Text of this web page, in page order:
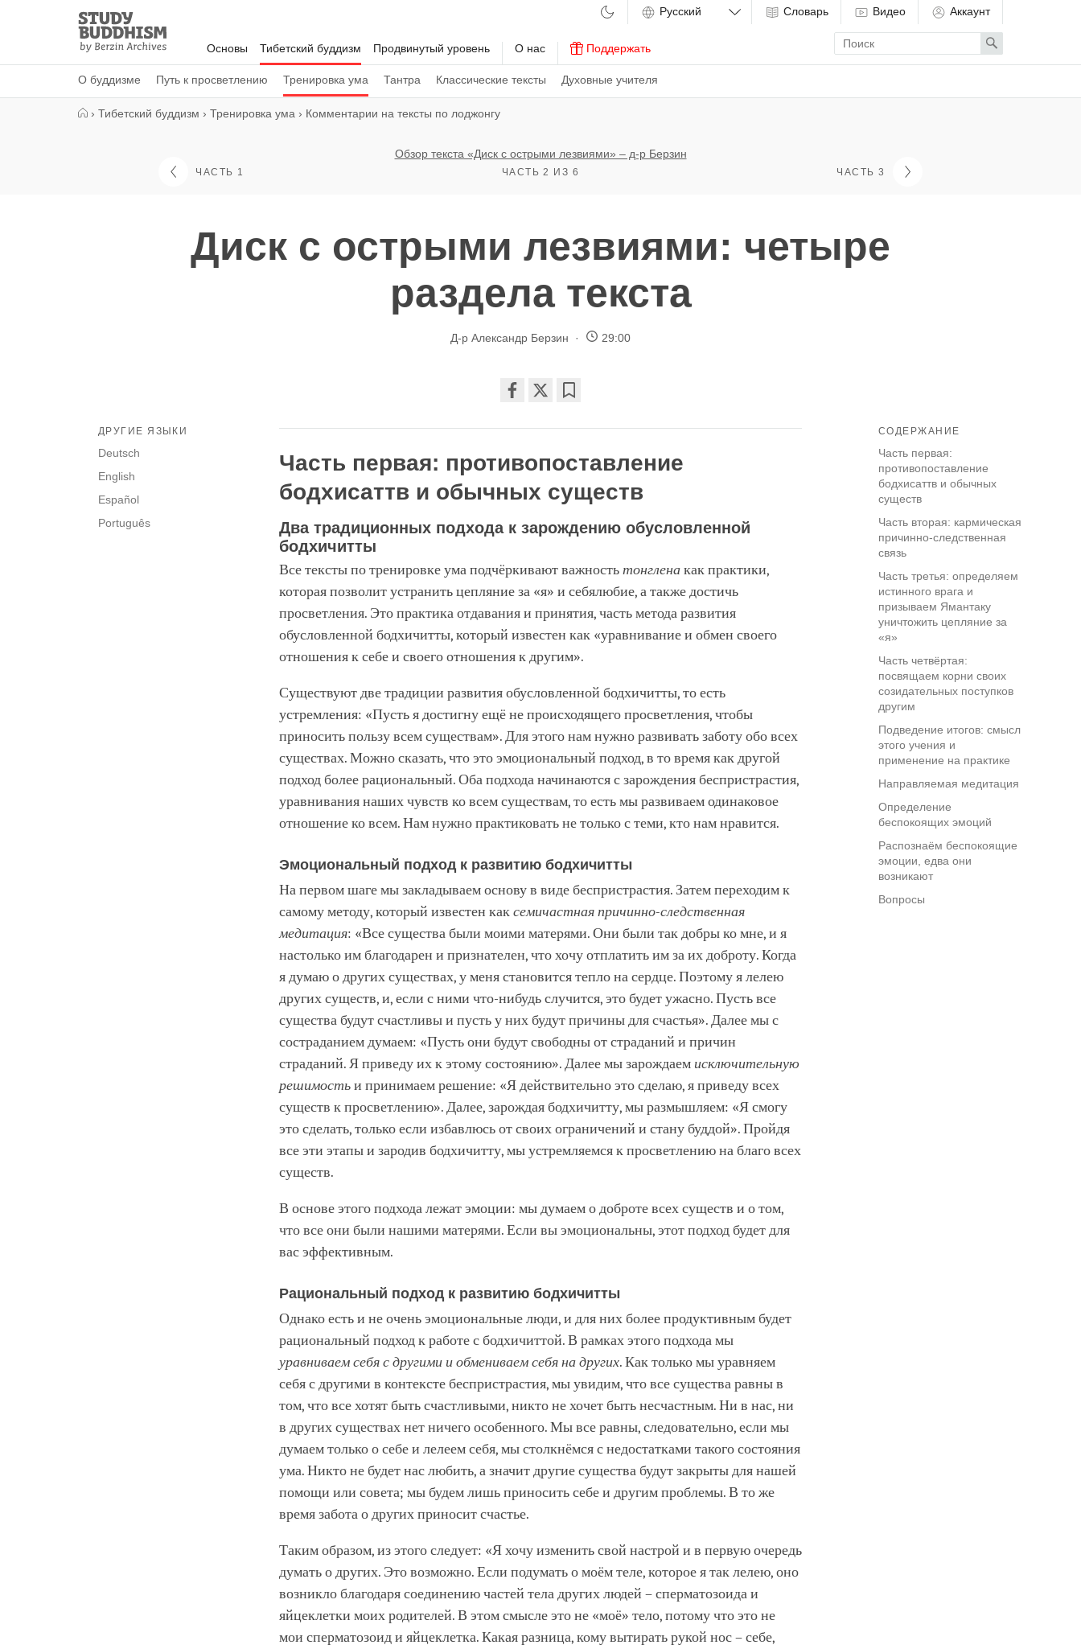
Study
Buddhism
Home
Основы Тибетский буддизм
О буддизме Путь к просветлению Тренировка ума Тантра Классические тексты Духовные учителя
Продвинутый уровень О нас Поддержать
Словарь Видео Аккаунт
Enter
search
term
Search
› Тибетский буддизм › Тренировка ума › Комментарии на тексты по лоджонгу
ЧАСТЬ 1
Обзор текста «Диск с острыми лезвиями» – д-р Берзин
ЧАСТЬ 2 ИЗ 6 ЧАСТЬ 3
Диск с острыми лезвиями: четыре
раздела текста
Д-р Александр Берзин 29:00
on
facebook
СОДЕРЖАНИЕ
Часть первая:
противопоставление
бодхисаттв и обычных
существ
Часть вторая: кармическая
причинно-следственная
связь
Часть третья: определяем
истинного врага и
призываем Ямантаку
уничтожить цепляние за
«я»
Часть четвёртая:
посвящаем корни своих
созидательных поступков
другим
Подведение итогов: смысл
этого учения и
применение на практике
Направляемая медитация
Определение
беспокоящих эмоций
Распознаём беспокоящие
эмоции, едва они
возникают
Вопросы
ДРУГИЕ ЯЗЫКИ
Deutsch
English
Español
Português
Часть первая: противопоставление
бодхисаттв и обычных существ
Два традиционных подхода к зарождению обусловленной
бодхичитты
Все тексты по тренировке ума подчёркивают важностьтонгленакак практики,
которая позволит устранить цепляние за «я» и себялюбие, а также достичь
просветления. Это практика отдавания и принятия, часть метода развития
обусловленной бодхичитты, который известен как «уравнивание и обмен своего
отношения к себе и своего отношения к другим».
Существуют две традиции развития обусловленной бодхичитты, то есть
устремления: «Пусть я достигну ещё не происходящего просветления, чтобы
приносить пользу всем существам». Для этого нам нужно развивать заботу обо всех
существах. Можно сказать, что это эмоциональный подход, в то время как другой
подход более рациональный. Оба подхода начинаются с зарождения беспристрастия,
уравнивания наших чувств ко всем существам, то есть мы развиваем одинаковое
отношение ко всем. Нам нужно практиковать не только с теми, кто нам нравится.
Эмоциональный подход к развитию бодхичитты
На первом шаге мы закладываем основу в виде беспристрастия. Затем переходим к
самому методу, который известен каксемичастная причинно-следственная
медитация: «Все существа были моими матерями. Они были так добры ко мне, и я
настолько им благодарен и признателен, что хочу отплатить им за их доброту. Когда
я думаю о других существах, у меня становится тепло на сердце. Поэтому я лелею
других существ, и, если с ними что-нибудь случится, это будет ужасно. Пусть все
существа будут счастливы и пусть у них будут причины для счастья». Далее мы с
состраданием думаем: «Пусть они будут свободны от страданий и причин
страданий. Я приведу их к этому состоянию». Далее мы зарождаем исключительную
решимостьи принимаем решение: «Я действительно это сделаю, я приведу всех
существ к просветлению». Далее, зарождая бодхичитту, мы размышляем: «Я смогу
это сделать, только если избавлюсь от своих ограничений и стану буддой». Пройдя
все эти этапы и зародив бодхичитту, мы устремляемся к просветлению на благо всех
существ.
В основе этого подхода лежат эмоции: мы думаем о доброте всех существ и о том,
что все они были нашими матерями. Если вы эмоциональны, этот подход будет для
вас эффективным.
Рациональный подход к развитию бодхичитты
Однако есть и не очень эмоциональные люди, и для них более продуктивным будет
рациональный подход к работе с бодхичиттой. В рамках этого подхода мы
уравниваем себя с другими и обмениваем себя на других. Как только мы уравняем
себя с другими в контексте беспристрастия, мы увидим, что все существа равны в
том, что все хотят быть счастливыми, никто не хочет быть несчастным. Ни в нас, ни
в других существах нет ничего особенного. Мы все равны, следовательно, если мы
думаем только о себе и лелеем себя, мы столкнёмся с недостатками такого состояния
ума. Никто не будет нас любить, а значит другие существа будут закрыты для нашей
помощи или совета; мы будем лишь приносить себе и другим проблемы. В то же
время забота о других приносит счастье.
Таким образом, из этого следует: «Я хочу изменить свой настрой и в первую очередь
думать о других. Это возможно. Если подумать о моём теле, которое я так лелею, оно
возникло благодаря соединению частей тела других людей – сперматозоида и
яйцеклетки моих родителей. В этом смысле это не «моё» тело, потому что это не
мои сперматозоид и яйцеклетка. Какая разница, кому вытирать рукой нос – себе,